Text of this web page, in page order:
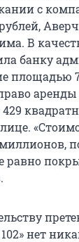
с
В
банку
площадью
аренды
нет